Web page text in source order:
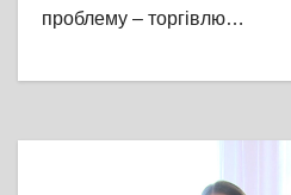
проблему – торгівлю…